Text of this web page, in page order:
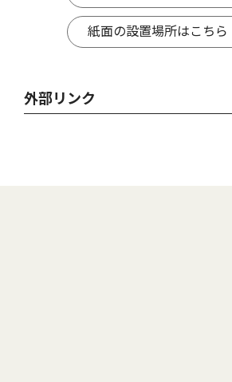
紙面の設置場所はこちら
外部リンク